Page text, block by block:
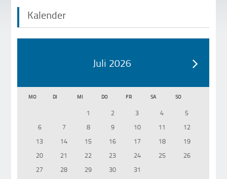
Kalender
Juli 2026
MO DI MI DO FR SA SO
1 2 3 4
5
6
7 8 9 10 11
12
13
14 15 16 17 18
19
20
21 22 23 24 25
26
27
28 29 30 31